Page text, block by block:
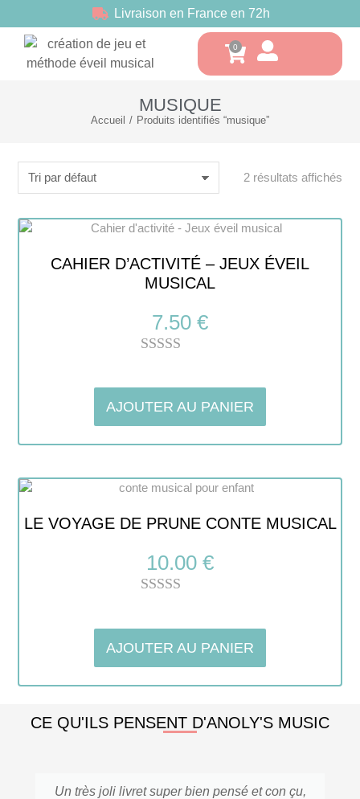
Livraison en France en 72h
MUSIQUE
Vous êtes ici :Accueil Produits identifiés “musique”
2 résultats affichés
CAHIER D’ACTIVITÉ – JEUX ÉVEIL
MUSICAL
7.50 €
sur 5
AJOUTER AU PANIER
LE VOYAGE DE PRUNE CONTE MUSICAL
10.00 €
sur 5
AJOUTER AU PANIER
CE QU'ILS PENSENT D'ANOLY'S MUSIC
Un très joli livret super bien pensé et con çu,